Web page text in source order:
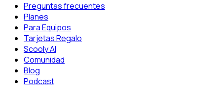
Preguntas frecuentes
Planes
Para Equipos
Tarjetas Regalo
Scooly AI
Comunidad
Blog
Podcast